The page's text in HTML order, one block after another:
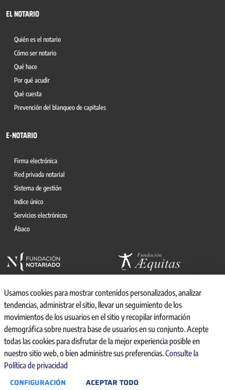
EL NOTARIO
Quién es el notario
Cómo ser notario
Qué hace
Por qué acudir
Qué cuesta
Prevención del blanqueo de capitales
E-NOTARIO
Firma electrónica
Red privada notarial
Sistema de gestión
Indice único
Servicios electrónicos
Ábaco
© 2026, CONSEJO GENERAL DEL NOTARIO
CANAL INTERNO DE INFORMACIÓN
REGISTRO DE ACTIVIDADES DE TRATAMIENTO
AVISO LEGAL
POLÍTICA DE COOKIES
Usamos cookies para mostrar contenidos personalizados, analizar
tendencias, administrar el sitio, llevar un seguimiento de los
movimientos de los usuarios en el sitio y recopilar información
demográfica sobre nuestra base de usuarios en su conjunto. Acepte
todas las cookies para disfrutar de la mejor experiencia posible en
nuestro sitio web, o bien administre sus preferencias.Consulte la
Política de privacidad
CONFIGURACIÓN ACEPTAR TODO